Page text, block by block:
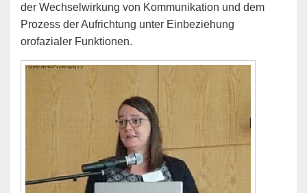
der Wechselwirkung von Kommunikation und dem
Prozess der Aufrichtung unter Einbeziehung
orofazialer Funktionen.